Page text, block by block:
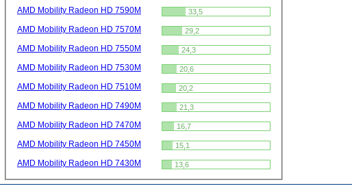
AMD Mobility Radeon HD 7590M 33,5
AMD Mobility Radeon HD 7570M 29,2
AMD Mobility Radeon HD 7550M 24,3
AMD Mobility Radeon HD 7530M 20,6
AMD Mobility Radeon HD 7510M 20,2
AMD Mobility Radeon HD 7490M 21,3
AMD Mobility Radeon HD 7470M 16,7
AMD Mobility Radeon HD 7450M 15,1
AMD Mobility Radeon HD 7430M 13,6